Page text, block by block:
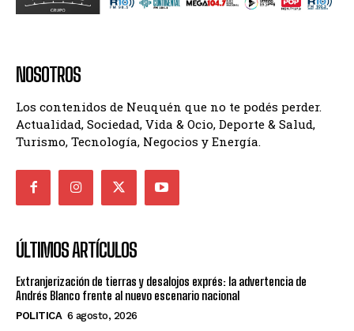
NOSOTROS
Los contenidos de Neuquén que no te podés perder.
Actualidad, Sociedad, Vida & Ocio, Deporte & Salud,
Turismo, Tecnología, Negocios y Energía.
ÚLTIMOS ARTÍCULOS
Extranjerización de tierras y desalojos exprés: la advertencia de
Andrés Blanco frente al nuevo escenario nacional
POLITICA 6 agosto, 2026